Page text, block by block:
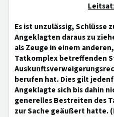
Es ist unzulässig, Schlüsse
Angeklagten daraus zu
als Zeuge in einem
Tatkomplex betreffenden
berufen hat. Dies gilt
Angeklagte sich bis dahin
generelles Bestreiten des
zur Sache geäußert hatte.